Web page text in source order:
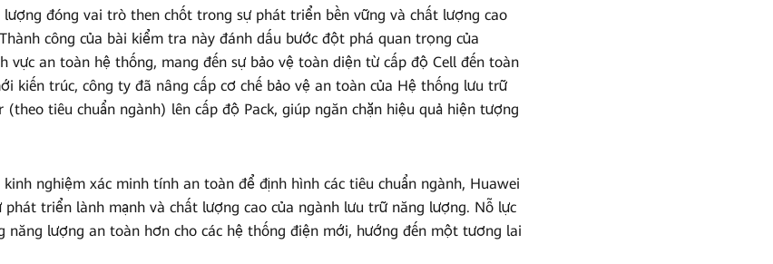
đóng vai trò then chốt trong sự phát triển bền vững và chất lượng cao
công của bài kiểm tra này đánh dấu bước đột phá quan trọng của
vực an toàn hệ thống, mang đến sự bảo vệ toàn diện từ cấp độ Cell đến toàn
kiến trúc, công ty đã nâng cấp cơ chế bảo vệ an toàn của Hệ thống lưu trữ
tiêu chuẩn ngành) lên cấp độ Pack, giúp ngăn chặn hiệu quả hiện tượng
nghiệm xác minh tính an toàn để định hình các tiêu chuẩn ngành, Huawei
phát triển lành mạnh và chất lượng cao của ngành lưu trữ năng lượng. Nỗ lực
năng lượng an toàn hơn cho các hệ thống điện mới, hướng đến một tương lai